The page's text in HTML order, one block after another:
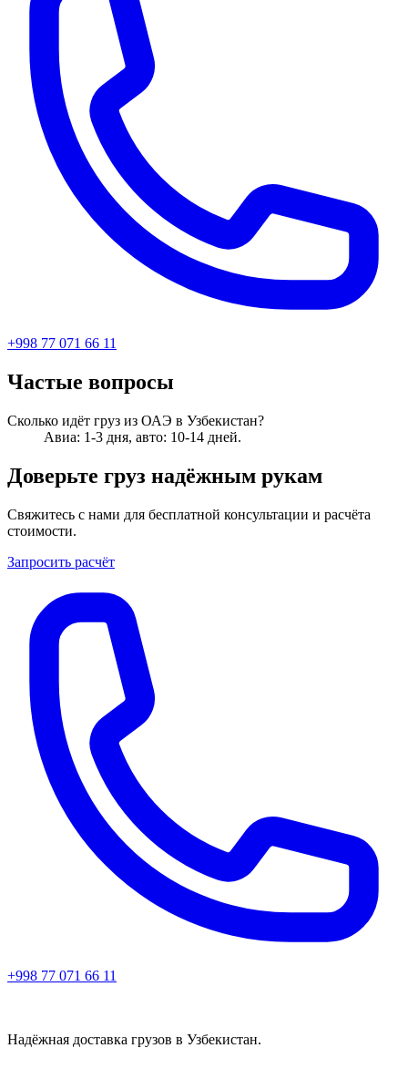
+998 77 071 66 11
Частые вопросы
Сколько идёт груз из ОАЭ в Узбекистан?
Авиа: 1-3 дня, авто: 10-14 дней.
Доверьте груз надёжным рукам
Свяжитесь с нами для бесплатной консультации и расчёта
стоимости.
Запросить расчёт
+998 77 071 66 11
Надёжная доставка грузов в Узбекистан.